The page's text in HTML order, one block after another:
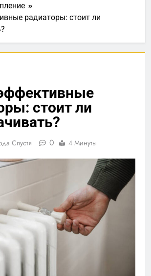
радиаторы: стоит ли
стоит ли
Спустя 0 4 Минуты